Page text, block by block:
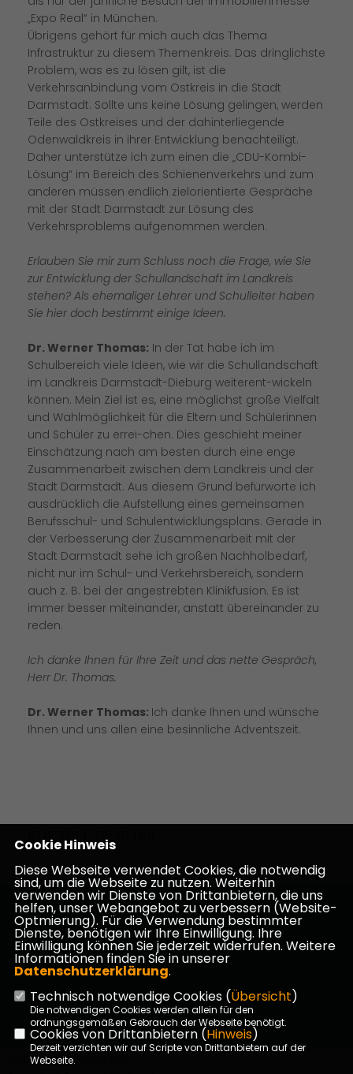
Expo Real“ in München.
Übrigens gehört für mich auch das Thema
Infrastruktur zu diesem Themenkreis. Das dringlichste
Problem, was es zu lösen gilt, ist die
Verkehrsanbindung vom Ostkreis in die Stadt
Darmstadt. Sollte uns keine Lösung gelingen, werden
Teile des Ostkreises und der dahinterliegende
Odenwaldkreis in ihrer Entwicklung benachteiligt.
Daher unterstütze ich zum einen die „CDU-Kombi-
Lösung“ im Bereich des Schienenverkehrs und zum
anderen müssen endlich zielorientierte Gespräche
mit der Stadt Darmstadt zur Lösung des
Verkehrsproblems aufgenommen werden.
Erlauben Sie mir zum Schluss noch die Frage, wie Sie
zur Entwicklung der Schullandschaft im Landkreis
stehen? Als ehemaliger Lehrer und Schulleiter haben
Sie hier doch bestimmt einige Ideen.
Dr. Werner Thomas: In der Tat habe ich im
Schulbereich viele Ideen, wie wir die Schullandschaft
im Landkreis Darmstadt-Dieburg weiterent-wickeln
können. Mein Ziel ist es, eine möglichst große Vielfalt
und Wahlmöglichkeit für die Eltern und Schülerinnen
und Schüler zu errei-chen. Dies geschieht meiner
Einschätzung nach am besten durch eine enge
Zusammenarbeit zwischen dem Landkreis und der
Stadt Darmstadt. Aus diesem Grund befürworte ich
ausdrücklich die Aufstellung eines gemeinsamen
Berufsschul- und Schulentwicklungsplans. Gerade in
der Verbesserung der Zusammenarbeit mit der
Stadt Darmstadt sehe ich großen Nachholbedarf,
nicht nur im Schul- und Verkehrsbereich, sondern
auch z. B. bei der angestrebten Klinikfusion. Es ist
immer besser miteinander, anstatt übereinander zu
reden.
Ich danke Ihnen für Ihre Zeit und das nette Gespräch,
Herr Dr. Thomas.
Dr. Werner Thomas: Ich danke Ihnen und wünsche
Ihnen und uns allen eine besinnliche Adventszeit.
10.12.2014, 05:01 Uhr
Homepage des CDU Kreisverbandes Darmstadt-
Dieburg
Impressum Datenschutz Kontakt
©2026 CDU Kreisverband
Cookie Hinweis
Diese Webseite verwendet Cookies, die notwendig
sind, um die Webseite zu nutzen. Weiterhin
verwenden wir Dienste von Drittanbietern, die uns
helfen, unser Webangebot zu verbessern (Website-
Optmierung). Für die Verwendung bestimmter
Dienste, benötigen wir Ihre Einwilligung. Ihre
Einwilligung können Sie jederzeit widerrufen. Weitere
Informationen finden Sie in unserer
Datenschutzerklärung.
Technisch notwendige Cookies (Übersicht)
Die notwendigen Cookies werden allein für den
ordnungsgemäßen Gebrauch der Webseite benötigt.
Cookies von Drittanbietern (Hinweis)
Derzeit verzichten wir auf Scripte von Drittanbietern auf der
Webseite.